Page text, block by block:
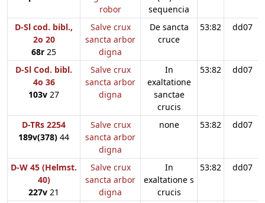
robor
sequencia
D-Sl cod. bibl.,
2o 20
68r 25
Salve crux
sancta arbor
digna
De sancta
cruce
53:82 dd07
D-Sl Cod. bibl.
4o 36
103v 27
Salve crux
sancta arbor
digna
In
exaltatione
sanctae
crucis
53:82 dd07
D-TRs 2254
189v(378) 44
Salve crux
sancta arbor
digna
none 53:82 dd07
D-W 45 (Helmst.
40)
227v 21
Salve crux
sancta arbor
digna
In
exaltatione s
crucis
53:82 dd07